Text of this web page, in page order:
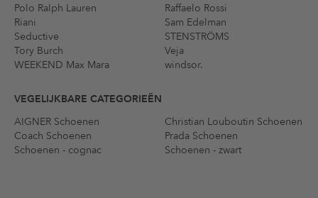
Polo Ralph Lauren
Raffaelo Rossi
Riani
Sam Edelman
Seductive
STENSTRÖMS
Tory Burch
Veja
WEEKEND Max Mara
windsor.
VEGELIJKBARE CATEGORIEËN
AIGNER Schoenen
Christian Louboutin Schoenen
Coach Schoenen
Prada Schoenen
Schoenen - cognac
Schoenen - zwart